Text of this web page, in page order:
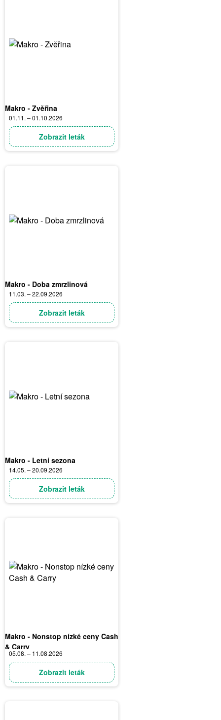
Makro - Zvěřina
01.11. – 01.10.2026
Zobrazit leták
Makro - Doba zmrzlinová
11.03. – 22.09.2026
Zobrazit leták
Makro - Letní sezona
14.05. – 20.09.2026
Zobrazit leták
Makro - Nonstop nízké ceny Cash
& Carry
05.08. – 11.08.2026
Zobrazit leták